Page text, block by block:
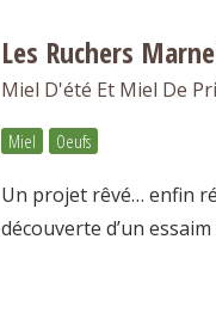
Les Ruchers
Miel D'été Et Miel De
Miel Oeufs
Un projet rêvé… enfin
découverte d’un